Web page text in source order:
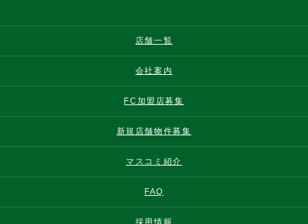
店舗一覧
会社案内
FC加盟店募集
新規店舗物件募集
マスコミ紹介
FAQ